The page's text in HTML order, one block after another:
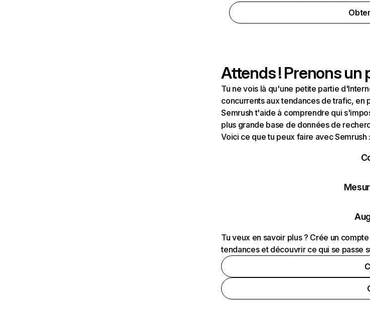
Attends ! Prenons un
Tu ne vois là qu'une petite partie
concurrents aux tendances de trafic, en
Semrush t'aide à comprendre qui
plus grande base de données de
Voici ce que tu peux faire avec Semrush
Tu veux en savoir plus ? Crée un
tendances et découvrir ce qui se passe